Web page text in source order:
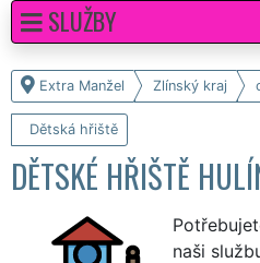
Extra Manžel Zlínský kraj
Dětská hřiště
DĚTSKÉ HŘIŠTĚ
naši
SLUŽBY